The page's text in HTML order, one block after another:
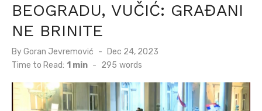
BEOGRADU, VUČIĆ: GRAĐANI
NE BRINITE
ByGoran Jevremović
Posted
on
Dec 24, 2023
Time to Read: 1 min - 295 words